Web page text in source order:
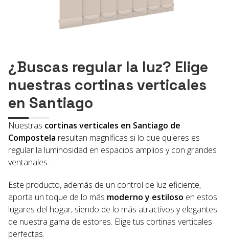
¿Buscas regular la luz? Elige
nuestras cortinas verticales
en Santiago
Nuestras cortinas verticales en Santiago de
Compostela resultan magníficas si lo que quieres es
regular la luminosidad en espacios amplios y con grandes
ventanales.
Este producto, además de un control de luz eficiente,
aporta un toque de lo más moderno y estiloso en estos
lugares del hogar, siendo de lo más atractivos y elegantes
de nuestra gama de estores. Elige tus cortinas verticales
perfectas.